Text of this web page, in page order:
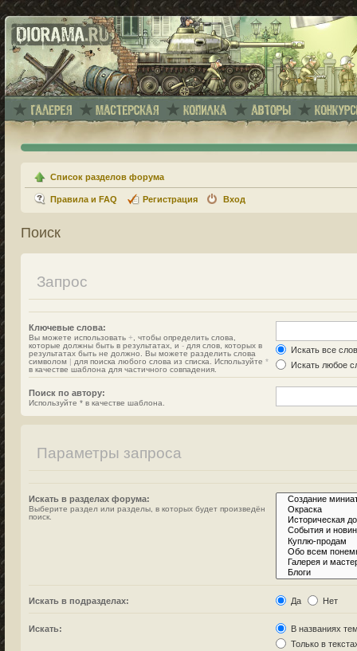
Список разделов форума
Правила и FAQ Регистрация Вход
Поиск
Запрос
Ключевые слова:
Вы можете использовать + , чтобы определить слова,
которые должны быть в результатах, и - для слов, которых в
результатах быть не должно. Вы можете разделить слова
символом | для поиска любого слова из списка. Используйте *
в качестве шаблона для частичного совпадения.
Искать все
Искать любое
Поиск по автору:
Используйте * в качестве шаблона.
Параметры запроса
Искать в разделах форума:
Выберите раздел или разделы, в которых будет произведён
поиск.
Искать в подразделах: Да Нет
Искать:
В названиях
Только в